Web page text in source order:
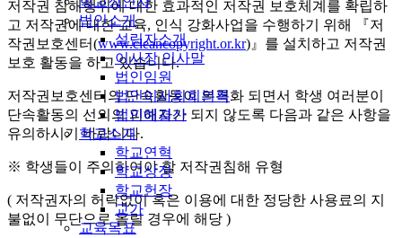
법인소개
설립자소개
이사장 인사말
법인임원
법인이사회회의록
법인예결산
학교소개
학교연혁
학교상징
학교헌장
교가
교육목표
저작권 침해행위에 대한 효과적인 저작권 보호체계를 확립하
고 저작권에 대한 교육, 인식 강화사업을 수행하기 위해 『저
작권보호센터(www.cleancopyright.or.kr)』를 설치하고 저작권
보호 활동을 하고 있습니다.
저작권보호센터의 단속활동이 본격화 되면서 학생 여러분이
단속활동의 선의의 피해자가 되지 않도록 다음과 같은 사항을
유의하시기 바랍니다.
※ 학생들이 주의하여야 할 저작권침해 유형
( 저작권자의 허락없이 혹은 이용에 대한 정당한 사용료의 지
불없이 무단으로 올릴 경우에 해당 )